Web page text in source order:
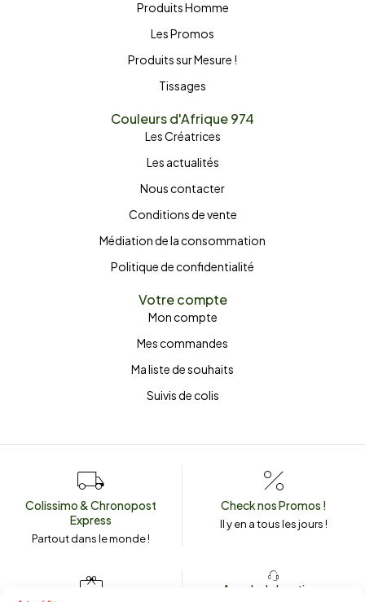
Produits Homme
Les Promos
Produits sur Mesure !
Tissages
Couleurs d'Afrique 974
Les Créatrices
Les actualités
Nous contacter
Conditions de vente
Médiation de la consommation
Politique de confidentialité
Votre compte
Mon compte
Mes commandes
Ma liste de souhaits
Suivis de colis
Colissimo & Chronopost
Express
Partout dans le monde !
Check nos Promos !
Il y en a tous les jours !
Appeler la boutique